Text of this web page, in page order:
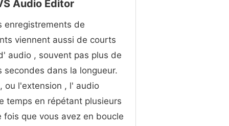
Audio Editor
enregistrements de
viennent aussi de courts
audio , souvent pas plus de
secondes dans la longueur.
ou l'extension , l' audio
temps en répétant plusieurs
fois que vous avez en boucle